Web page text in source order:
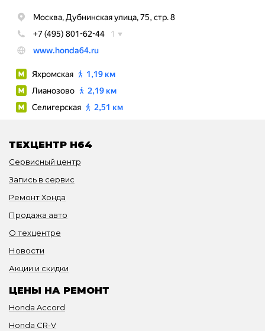
ТЕХЦЕНТР H64
Сервисный центр
Запись в сервис
Ремонт Хонда
Продажа авто
О техцентре
Новости
Акции и скидки
ЦЕНЫ НА РЕМОНТ
Honda Accord
Honda CR-V